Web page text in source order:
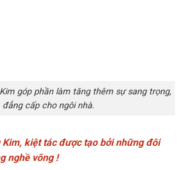
góp phần làm tăng thêm sự sang trọng,
đẳng cấp cho ngôi nhà.
Kim, kiệt tác được tạo bởi những đôi
nghề võng !